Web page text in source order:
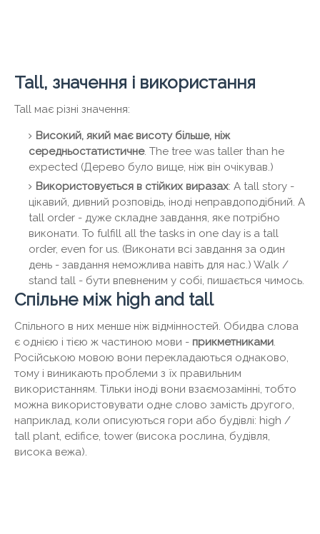
Tall, значення і використання
Tall має різні значення:
Високий, який має висоту більше, ніж
середньостатистичне. The tree was taller than he
expected (Дерево було вище, ніж він очікував.)
Використовується в стійких виразах: A tall story -
цікавий, дивний розповідь, іноді неправдоподібний. A
tall order - дуже складне завдання, яке потрібно
виконати. To fulfill all the tasks in one day is a tall
order, even for us. (Виконати всі завдання за один
день - завдання неможлива навіть для нас.) Walk /
stand tall - бути впевненим у собі, пишається чимось.
Спільне між high and tall
Спільного в них менше ніж відмінностей. Обидва слова
є однією і тією ж частиною мови - прикметниками.
Російською мовою вони перекладаються однаково,
тому і виникають проблеми з їх правильним
використанням. Тільки іноді вони взаємозамінні, тобто
можна використовувати одне слово замість другого,
наприклад, коли описуються гори або будівлі: high /
tall plant, edifice, tower (висока рослина, будівля,
висока вежа).